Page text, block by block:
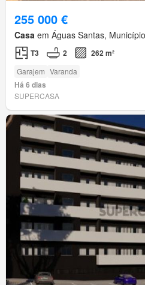
255 000 €
Casa em Águas Santas,
T3 2 262 m²
Garajem Varanda
Há 6 dias
SUPERCASA